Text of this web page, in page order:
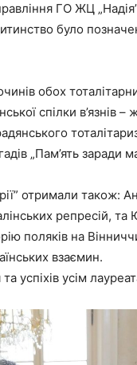
ГО ЖЦ
було
обох
спілки в’язнів
„Пам’ять заради
отримали також:
репресій,
поляків на
взаємин.
успіхів усім